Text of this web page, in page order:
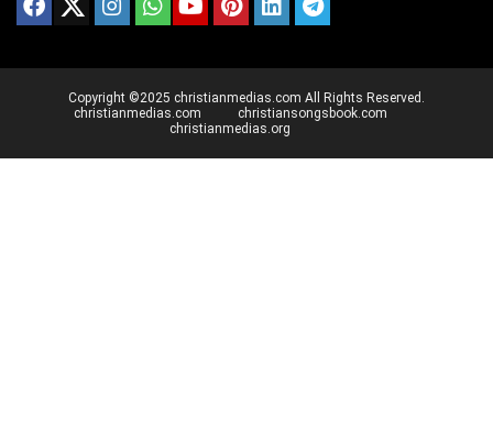
Copyright ©2025 christianmedias.com All Rights Reserved.
christianmedias.com
christiansongsbook.com
christianmedias.org